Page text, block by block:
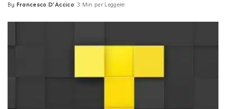
Posted
By Francesco D'Accico 3 Min per Leggere